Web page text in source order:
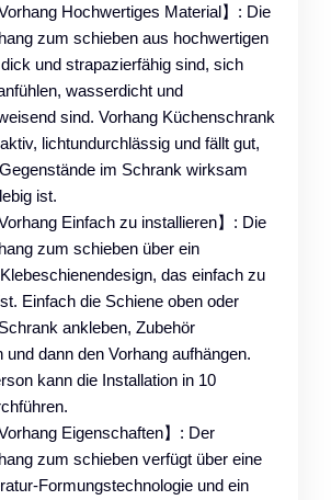
Hochwertiges Material】: Die
zum schieben aus hochwertigen
und strapazierfähig sind, sich
wasserdicht und
sind. Vorhang Küchenschrank
lichtundurchlässig und fällt gut,
im Schrank wirksam
ist.
Einfach zu installieren】: Die
zum schieben über ein
das einfach zu
Einfach die Schiene oben oder
ankleben, Zubehör
und dann den Vorhang aufhängen.
kann die Installation in 10
Eigenschaften】: Der
zum schieben verfügt über eine
Formungstechnologie und ein